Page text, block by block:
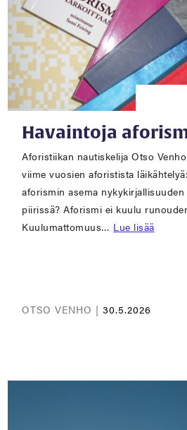
Havaintoja
Aforistiikan nautiskelija Otso
viime vuosien aforistista
aforismin asema
piirissä? Aforismi ei kuulu
Kuulumattomuus… Lue lisää
OTSO VENHO |30.5.2026